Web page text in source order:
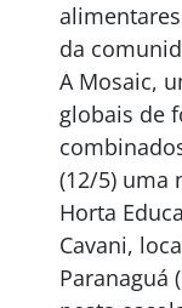
da
A Mosaic,
globais de
(12/5) uma
Horta
Cavani,
Paranaguá